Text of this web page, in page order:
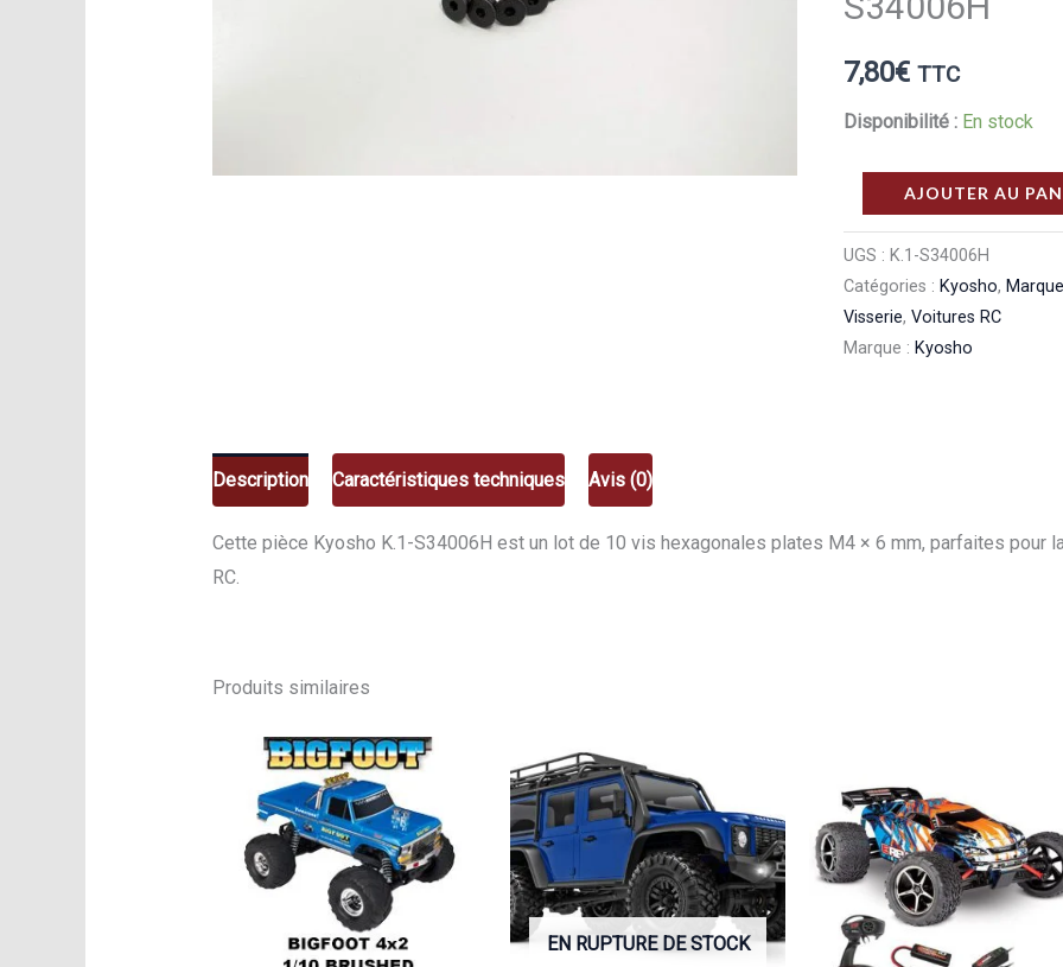
7,80€ TTC
Disponibilité : En stock
quantité
de
Kyosho
Vis
hexagonale
plate
K.1-
AJOUTER AU
UGS : K.1-S34006H
Catégories : Kyosho,
Visserie,Voitures RC
Marque : Kyosho
Description Caractéristiques techniques Avis (0)
Cette pièce Kyosho K.1-S34006H est un lot de 10 vis hexagonales plates M4 × 6 mm, parfaites pour
RC.
Produits similaires
EN RUPTURE DE STOCK